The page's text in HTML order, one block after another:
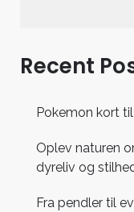
Recent
Pokemon kort
Oplev naturen
dyreliv og
Fra pendler til